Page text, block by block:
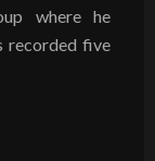
where he
recorded five